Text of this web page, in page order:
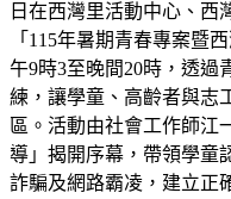
日在西灣里活動中心、西
「115年暑期青春專案暨
午9時3至晚間20時，透過
練，讓學童、高齡者與志
區。活動由社會工作師江
導」揭開序幕，帶領學童
詐騙及網路霸凌，建立正